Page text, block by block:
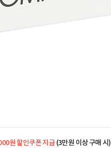
원 할인쿠폰 지급(3만원 이상 구매 시)